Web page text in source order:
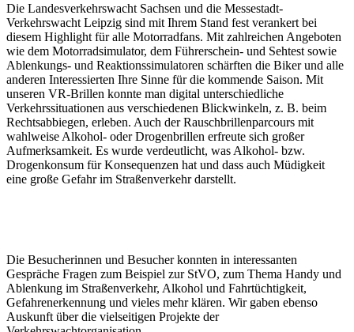
Die Landesverkehrswacht Sachsen und die Messestadt-
Verkehrswacht Leipzig sind mit Ihrem Stand fest verankert bei
diesem Highlight für alle Motorradfans. Mit zahlreichen Angeboten
wie dem Motorradsimulator, dem Führerschein- und Sehtest sowie
Ablenkungs- und Reaktionssimulatoren schärften die Biker und alle
anderen Interessierten Ihre Sinne für die kommende Saison. Mit
unseren VR-Brillen konnte man digital unterschiedliche
Verkehrssituationen aus verschiedenen Blickwinkeln, z. B. beim
Rechtsabbiegen, erleben. Auch der Rauschbrillenparcours mit
wahlweise Alkohol- oder Drogenbrillen erfreute sich großer
Aufmerksamkeit. Es wurde verdeutlicht, was Alkohol- bzw.
Drogenkonsum für Konsequenzen hat und dass auch Müdigkeit
eine große Gefahr im Straßenverkehr darstellt.
Die Besucherinnen und Besucher konnten in interessanten
Gespräche Fragen zum Beispiel zur StVO, zum Thema Handy und
Ablenkung im Straßenverkehr, Alkohol und Fahrtüchtigkeit,
Gefahrenerkennung und vieles mehr klären. Wir gaben ebenso
Auskunft über die vielseitigen Projekte der